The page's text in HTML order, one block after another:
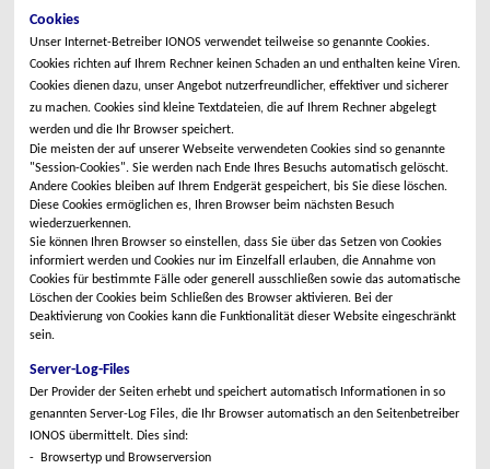
Cookies
Unser Internet-Betreiber IONOS verwendet teilweise so genannte Cookies.
Cookies richten auf Ihrem Rechner keinen Schaden an und enthalten keine Viren.
Cookies dienen dazu, unser Angebot nutzerfreundlicher, effektiver und sicherer
zu machen. Cookies sind kleine Textdateien, die auf Ihrem Rechner abgelegt
werden und die Ihr Browser speichert.
Die meisten der auf unserer Webseite verwendeten Cookies sind so genannte
"Session-Cookies". Sie werden nach Ende Ihres Besuchs automatisch gelöscht.
Andere Cookies bleiben auf Ihrem Endgerät gespeichert, bis Sie diese löschen.
Diese Cookies ermöglichen es, Ihren Browser beim nächsten Besuch
wiederzuerkennen.
Sie können Ihren Browser so einstellen, dass Sie über das Setzen von Cookies
informiert werden und Cookies nur im Einzelfall erlauben, die Annahme von
Cookies für bestimmte Fälle oder generell ausschließen sowie das automatische
Löschen der Cookies beim Schließen des Browser aktivieren. Bei der
Deaktivierung von Cookies kann die Funktionalität dieser Website eingeschränkt
sein.
Server-Log-Files
Der Provider der Seiten erhebt und speichert automatisch Informationen in so
genannten Server-Log Files, die Ihr Browser automatisch an den Seitenbetreiber
IONOS übermittelt. Dies sind:
- Browsertyp und Browserversion